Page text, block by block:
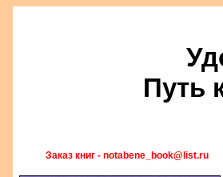
Путь
Заказ книг - notabene_book@list.ru